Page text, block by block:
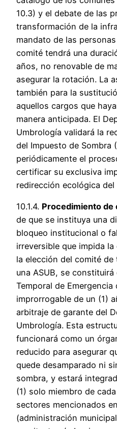
10.3) y el debate de las
transformación de la
mandato de las
comité tendrá una
años, no renovable de
asegurar la rotación. La
también para la
aquellos cargos que
manera anticipada. El
Umbrología validará la
del Impuesto de Sombra
periódicamente el
certificar su exclusiva
redirección ecológica del
10.1.4. Procedimiento de
de que se instituya una
bloqueo institucional o
irreversible que impida
la elección del comité
una ASUB, se
Temporal de
improrrogable de un (1)
arbitraje de garante del
Umbrología. Esta
funcionará como un
reducido para asegurar
quede desamparado ni
sombra, y estará
(1) solo miembro de
sectores mencionados
(administración